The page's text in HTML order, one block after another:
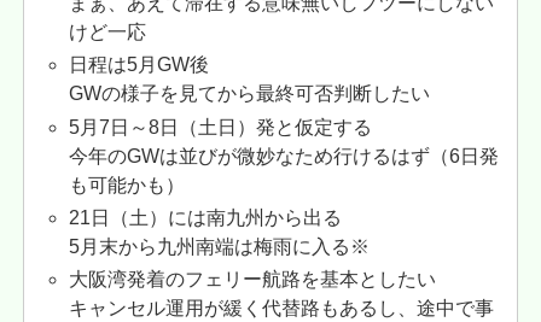
けど一応
日程は5月GW後
GWの様子を見てから最終可否判断したい
5月7日～8日（土日）発と仮定する
今年のGWは並びが微妙なため行けるはず（6日発
も可能かも）
21日（土）には南九州から出る
5月末から九州南端は梅雨に入る※
大阪湾発着のフェリー航路を基本としたい
キャンセル運用が緩く代替路もあるし、途中で事